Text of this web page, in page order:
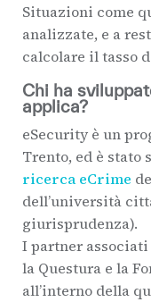
Situazioni come
analizzate, e a
calcolare il tasso
Chi ha
applica?
eSecurity è un
Trento, ed è stato
ricerca eCrime
dell’università
giurisprudenza).
I partner associati
la Questura e la
all’interno della